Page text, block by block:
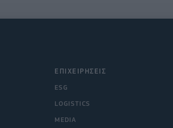
ΕΠΙΧΕΙΡΗΣΕΙΣ
ESG
LOGISTICS
MEDIA